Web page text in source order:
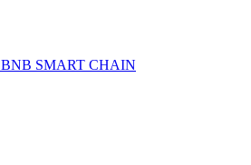
BNB SMART CHAIN